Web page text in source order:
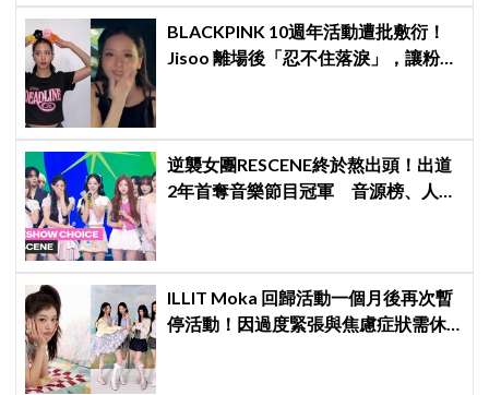
BLACKPINK 10週年活動遭批敷衍！
Jisoo 離場後「忍不住落淚」，讓粉絲
逆襲女團RESCENE終於熬出頭！出道
2年首奪音樂節目冠軍 音源榜、人氣
ILLIT Moka 回歸活動一個月後再次暫
停活動！因過度緊張與焦慮症狀需休